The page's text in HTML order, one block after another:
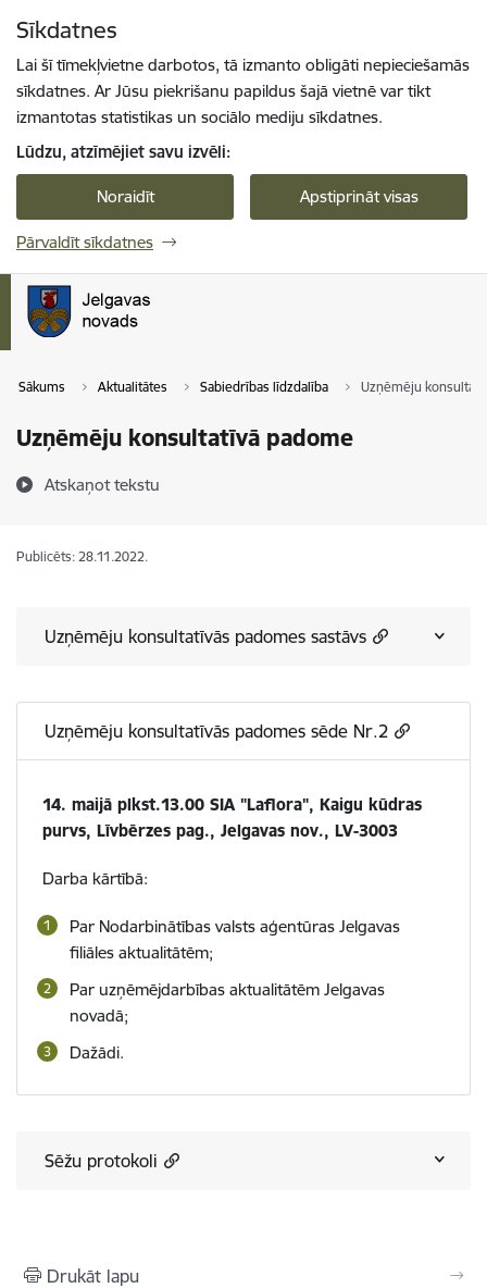
Sīkdatnes
Lai šī tīmekļvietne darbotos, tā izmanto obligāti nepieciešamās
sīkdatnes. Ar Jūsu piekrišanu papildus šajā vietnē var tikt
izmantotas statistikas un sociālo mediju sīkdatnes.
Lūdzu, atzīmējiet savu izvēli:
Noraidīt Apstiprināt visas
Pārvaldīt sīkdatnes
Sākums Aktualitātes Sabiedrības līdzdalība Uzņēmēju
Uzņēmēju konsultatīvā padome
Atskaņot tekstu
Publicēts: 28.11.2022.
Uzņēmēju konsultatīvās padomes sastāvs
Uzņēmēju konsultatīvās padomes sēde Nr.2
14. maijā plkst.13.00 SIA "Laflora", Kaigu kūdras
purvs, Līvbērzes pag., Jelgavas nov., LV-3003
Darba kārtībā:
Par Nodarbinātības valsts aģentūras Jelgavas
filiāles aktualitātēm;
Par uzņēmējdarbības aktualitātēm Jelgavas
novadā;
Dažādi.
Sēžu protokoli
Drukāt lapu